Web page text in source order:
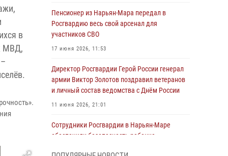
в
МВД,
Пенсионер из Нарьян-Мара передал в
Росгвардию весь свой арсенал для
участников СВО
17 июня 2026, 11:53
Директор Росгвардии Герой России генерал
армии Виктор Золотов поздравил ветеранов
и личный состав ведомства с Днём России
11 июня 2026, 21:01
Сотрудники Росгвардии в Нарьян-Маре
обеспечили безопасность ребенка,